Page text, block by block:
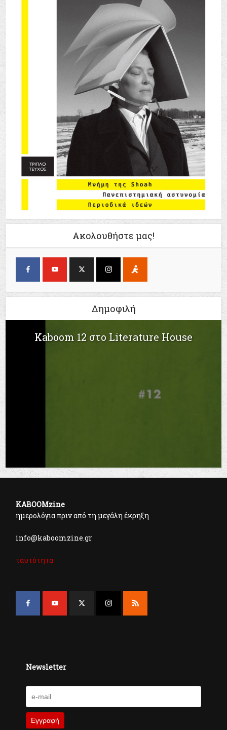
Ακολουθήστε μας!
Δημοφιλή
Kaboom 12 στο Literature House
KABOOMzine
ημερολόγια πριν από τη μεγάλη έκρηξη
info@kaboomzine.gr
ταυτότητα
Newsletter